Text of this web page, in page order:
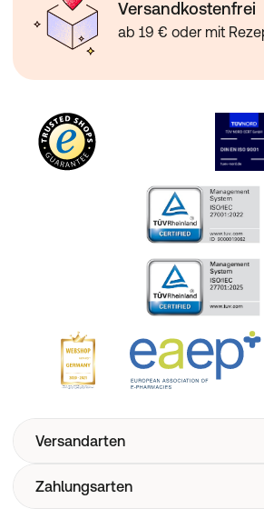
Versandkostenfrei
ab 19 € oder mit
Versandarten
Zahlungsarten